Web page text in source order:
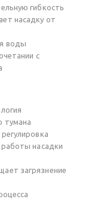
гибкость
насадку от
воды
с
тумана
насадки
загрязнение